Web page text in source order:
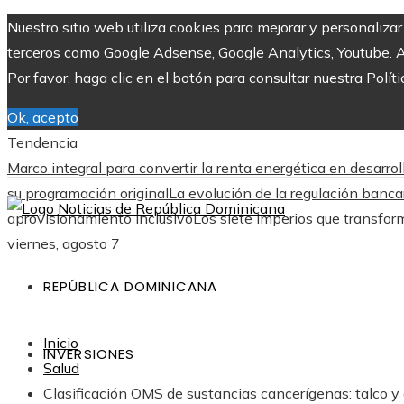
Nuestro sitio web utiliza cookies para mejorar y
terceros como Google Adsense, Google Analytics,
Por favor, haga clic en el botón para consultar nuestra
Ok, acepto
Tendencia
Marco integral para convertir la renta energética en
su programación originalLa evolución de la regulación
aprovisionamiento inclusivoLos siete imperios que
viernes, agosto 7
REPÚBLICA DOMINICANA
INVERSIONES
Inicio
Salud
Clasificación OMS de sustancias cancerígenas: talco